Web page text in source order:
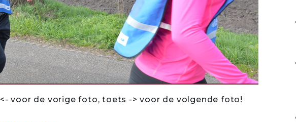
<- voor de vorige foto, toets -> voor de volgende foto!